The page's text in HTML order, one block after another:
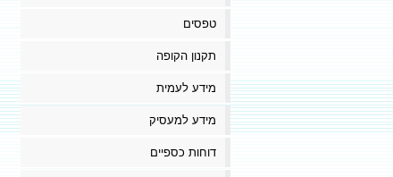
טפסים
תקנון הקופה
מידע לעמית
מידע למעסיק
דוחות כספיים